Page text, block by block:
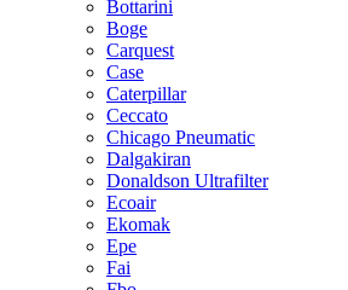
Bottarini
Boge
Carquest
Case
Caterpillar
Ceccato
Chicago Pneumatic
Dalgakiran
Donaldson Ultrafilter
Ecoair
Ekomak
Epe
Fai